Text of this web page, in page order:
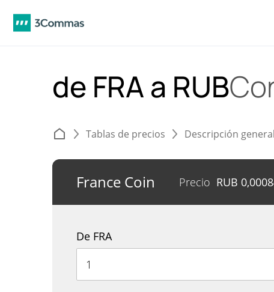
de FRA a RUB
Tablas de precios Descripción general
France Coin Precio RUB
De FRA